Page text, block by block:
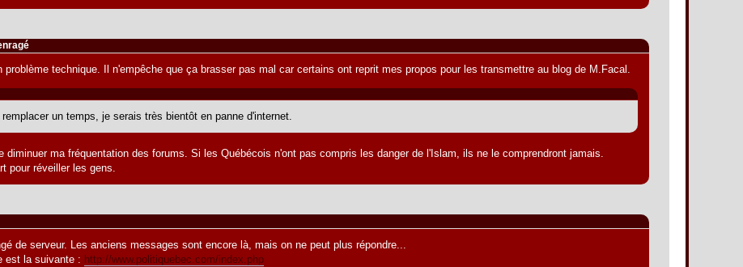
problème technique. Il n'empêche que ça brasser pas mal car certains ont reprit mes propos pour les transmettre au blog de M.Facal.
un temps, je serais très bientôt en panne d'internet.
diminuer ma fréquentation des forums. Si les Québécois n'ont pas compris les danger de l'Islam, ils ne le comprendront jamais.
pour réveiller les gens.
de serveur. Les anciens messages sont encore là, mais on ne peut plus répondre...
est la suivante : http://www.politiquebec.com/index.php